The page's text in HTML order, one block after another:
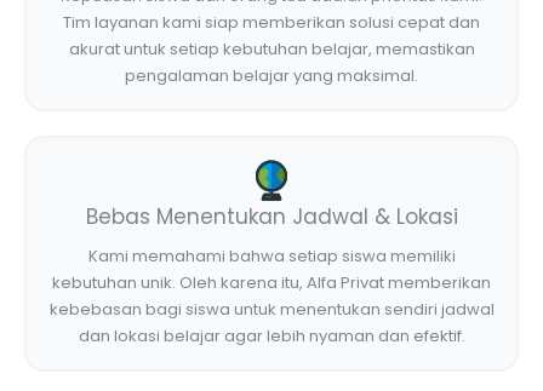
Tim layanan kami siap memberikan solusi cepat dan
akurat untuk setiap kebutuhan belajar, memastikan
pengalaman belajar yang maksimal.
Bebas Menentukan Jadwal & Lokasi
Kami memahami bahwa setiap siswa memiliki
kebutuhan unik. Oleh karena itu, Alfa Privat memberikan
kebebasan bagi siswa untuk menentukan sendiri jadwal
dan lokasi belajar agar lebih nyaman dan efektif.